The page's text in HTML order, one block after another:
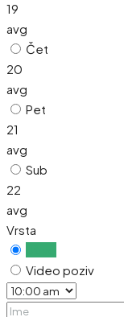
19
avg
Čet
20
avg
Pet
21
avg
Sub
22
avg
Vrsta
Video poziv